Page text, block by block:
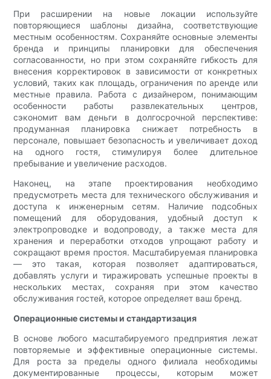
При расширении на новые локации используйте
повторяющиеся шаблоны дизайна, соответствующие
местным особенностям. Сохраняйте основные элементы
бренда и принципы планировки для обеспечения
согласованности, но при этом сохраняйте гибкость для
внесения корректировок в зависимости от конкретных
условий, таких как площадь, ограничения по аренде или
местные правила. Работа с дизайнером, понимающим
особенности работы развлекательных центров,
сэкономит вам деньги в долгосрочной перспективе:
продуманная планировка снижает потребность в
персонале, повышает безопасность и увеличивает доход
на одного гостя, стимулируя более длительное
пребывание и увеличение расходов.
Наконец, на этапе проектирования необходимо
предусмотреть места для технического обслуживания и
доступа к инженерным сетям. Наличие подсобных
помещений для оборудования, удобный доступ к
электропроводке и водопроводу, а также места для
хранения и переработки отходов упрощают работу и
сокращают время простоя. Масштабируемая планировка
— это такая, которая позволяет адаптироваться,
добавлять услуги и тиражировать успешные проекты в
нескольких местах, сохраняя при этом качество
обслуживания гостей, которое определяет ваш бренд.
Операционные системы и стандартизация
В основе любого масштабируемого предприятия лежат
повторяемые и эффективные операционные системы.
Для роста за пределы одного филиала необходимы
документированные процессы, которым может